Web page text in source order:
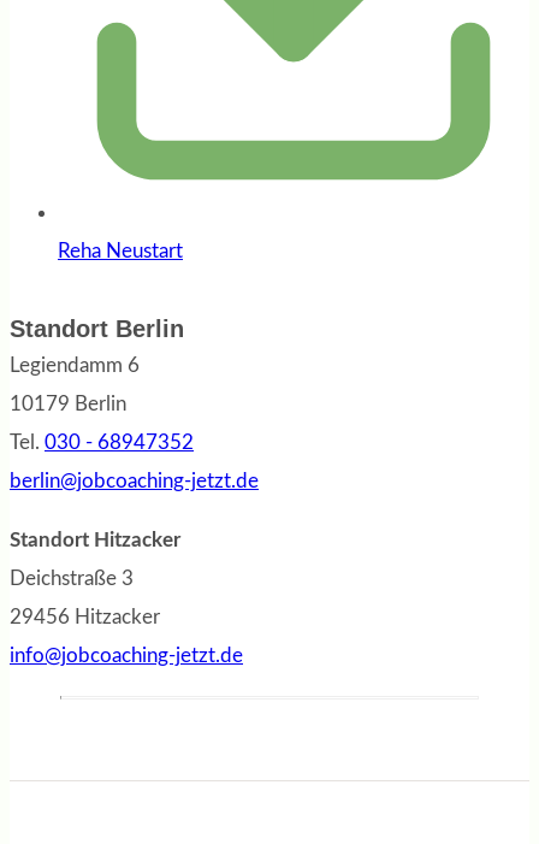
Reha Neustart
Standort Berlin
Legiendamm 6
10179 Berlin
Tel. 030 - 68947352
berlin@jobcoaching-jetzt.de
Standort Hitzacker
Deichstraße 3
29456 Hitzacker
info@jobcoaching-jetzt.de